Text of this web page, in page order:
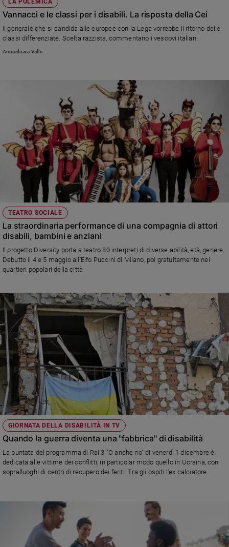
LA POLEMICA
Vannacci e le classi per i disabili. La risposta della Cei
Il generale che si candida alle europee con la Lega vorrebbe il ritorno delle
classi differenziate. Scelta razzista, commentano i vescovi italiani
Annachiara Valle
TEATRO SOCIALE
La straordinaria performance di una compagnia di attori
disabili, bambini e anziani
Il progetto Diversity porta a teatro 80 interpreti di diverse abilità, età, genere.
Debutto il 4 e 5 maggio all’Elfo Puccini di Milano, poi gratuitamente nei
quartieri popolari della città
GIORNATA DELLA DISABILITÀ IN TV
Quando la guerra diventa una "fabbrica" di disabilità
La puntata del programma di Rai 3 "O anche no" di venerdì 1 dicembre è
dedicata alle vittime dei conflitti, in particolar modo quello in Ucraina, con
sopralluoghi di centri di recupero dei feriti. Tra gli ospiti l'ex calciatore